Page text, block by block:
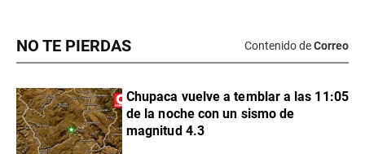
NO TE PIERDAS Contenido deCorreo
Chupaca vuelve a temblar a las 11:05
de la noche con un sismo de
magnitud 4.3